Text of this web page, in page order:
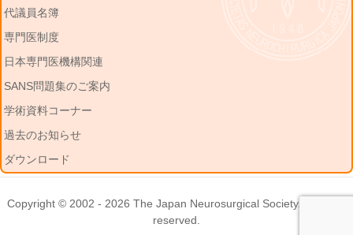
代議員名簿
専門医制度
日本専門医機構関連
SANS問題集のご案内
学術資料コーナー
過去のお知らせ
ダウンロード
Copyright © 2002 - 2026 The Japan Neurosurgical Society. All rights
reserved.